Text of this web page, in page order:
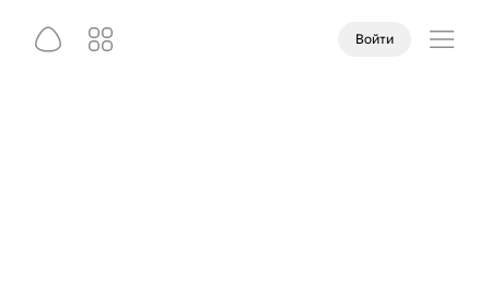
Войти